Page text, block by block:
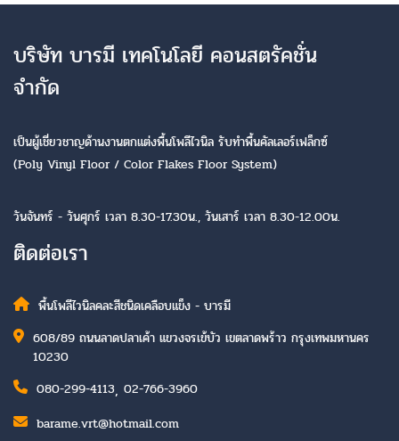
บริษัท บารมี เทคโนโลยี คอนสตรัคชั่น
จำกัด
เป็นผู้เชี่ยวชาญด้านงานตกแต่งพื้นโพลีไวนิล รับทำพื้นคัลเลอร์เฟล็กซ์
(Poly Vinyl Floor / Color Flakes Floor System)
วันจันทร์ - วันศุกร์ เวลา 8.30-17.30น., วันเสาร์ เวลา 8.30-12.00น.
ติดต่อเรา
พื้นโพลีไวนิลคละสีชนิดเคลือบแข็ง - บารมี
608/89 ถนนลาดปลาเค้า แขวงจรเข้บัว เขตลาดพร้าว กรุงเทพมหานคร
10230
080-299-4113, 02-766-3960
barame.vrt@hotmail.com